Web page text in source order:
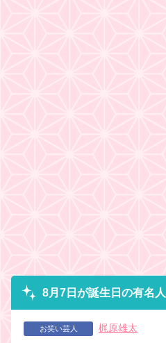
8月7日が誕生日の有名人
お笑い芸人 梶原雄太